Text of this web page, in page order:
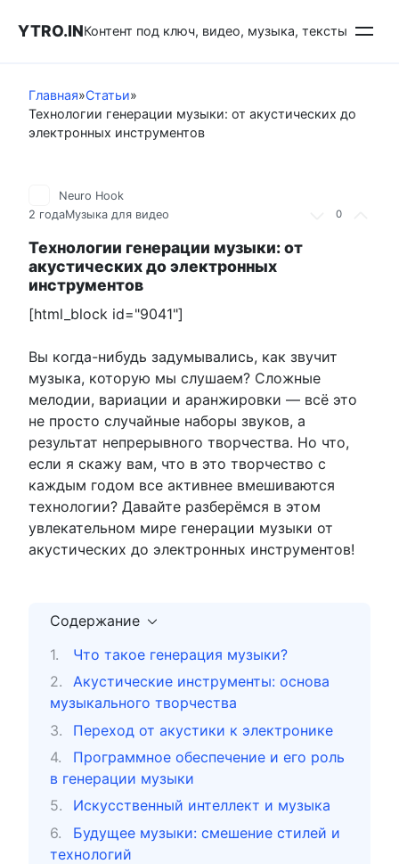
YTRO.INКонтент под ключ, видео, музыка, тексты
Главная»Статьи»
Технологии генерации музыки: от акустических до
электронных инструментов
0
Neuro Hook
2 годаМузыка для видео
Технологии генерации музыки: от
акустических до электронных
инструментов
[html_block id="9041"]
Вы когда-нибудь задумывались, как звучит
музыка, которую мы слушаем? Сложные
мелодии, вариации и аранжировки — всё это
не просто случайные наборы звуков, а
результат непрерывного творчества. Но что,
если я скажу вам, что в это творчество с
каждым годом все активнее вмешиваются
технологии? Давайте разберёмся в этом
увлекательном мире генерации музыки от
акустических до электронных инструментов!
Содержание
Что такое генерация музыки?
Акустические инструменты: основа
музыкального творчества
Переход от акустики к электронике
Программное обеспечение и его роль
в генерации музыки
Искусственный интеллект и музыка
Будущее музыки: смешение стилей и
технологий